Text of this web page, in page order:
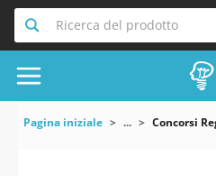
Ricerca del prodotto
Pagina iniziale ... Concorsi